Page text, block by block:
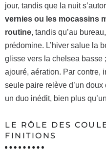
jour, tandis que la nuit
vernies ou les mocassins
routine, tandis qu’au
prédomine. L’hiver salue la
glisse vers la chelsea basse
ajouré, aération. Par contre,
seule paire relève d’un
un duo inédit, bien plus
LE RÔLE DES
FINITIONS